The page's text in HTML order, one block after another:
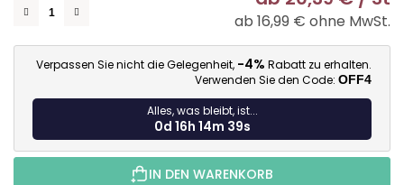
ab 16,99 € ohne MwSt.
Verpassen Sie nicht die Gelegenheit, -4% Rabatt zu erhalten.
Verwenden Sie den Code: OFF4
Alles, was bleibt, ist...
0d 16h 14m 38s
IN DEN WARENKORB